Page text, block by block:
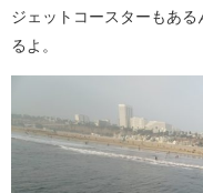
ジェットコースターもあ
るよ。